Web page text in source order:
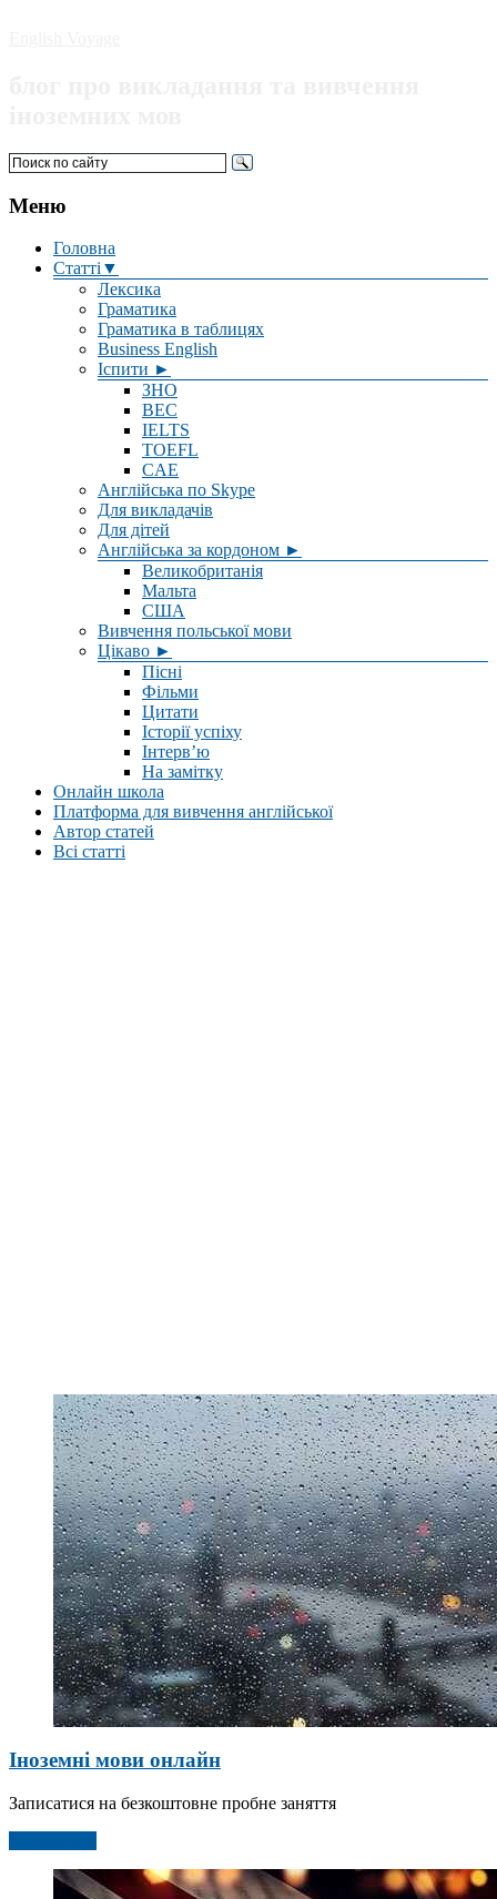
Меню
Головна
Статті▼
Лексика
Граматика
Граматика в таблицях
Business English
Іспити ►
ЗНО
BEC
IELTS
TOEFL
CAE
Англійська по Skype
Для викладачів
Для дітей
Англійська за кордоном ►
Великобританія
Мальта
США
Вивчення польської мови
Цікаво ►
Пісні
Фільми
Цитати
Історії успіху
Інтерв’ю
На замітку
Онлайн школа
Платформа для вивчення англійської
Автор статей
Всі статті
Іноземні мови онлайн
Записатися на безкоштовне пробне заняття